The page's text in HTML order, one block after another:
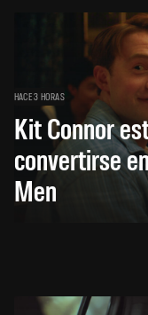
HACE 3 HORAS
Kit Connor
convertirse
Men